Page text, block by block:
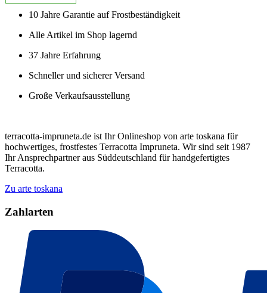
10 Jahre Garantie auf Frostbeständigkeit
Alle Artikel im Shop lagernd
37 Jahre Erfahrung
Schneller und sicherer Versand
Große Verkaufsausstellung
terracotta-impruneta.de ist Ihr Onlineshop von arte toskana für
hochwertiges, frostfestes Terracotta Impruneta. Wir sind seit 1987
Ihr Ansprechpartner aus Süddeutschland für handgefertigtes
Terracotta.
Zu arte toskana
Zahlarten